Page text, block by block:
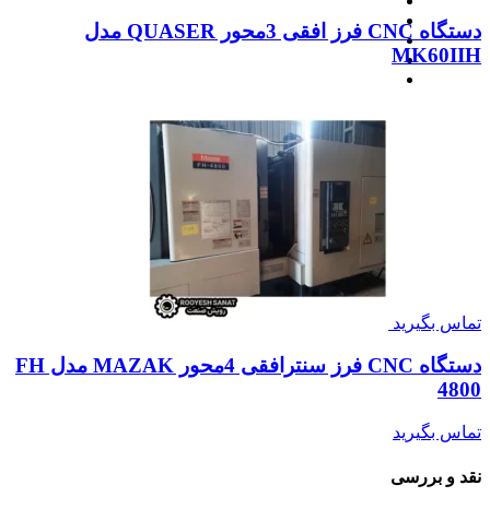
دستگاه CNC فرز افقی 3محور QUASER مدل
MK60IIH
تماس بگیرید
دستگاه CNC فرز سنترافقی 4محور MAZAK مدل FH
4800
تماس بگیرید
نقد و بررسی